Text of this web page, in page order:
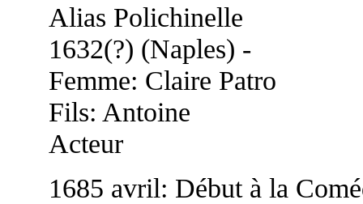
Alias Polichinelle
1632(?) (Naples) -
Femme: Claire Patro
Fils: Antoine
Acteur
1685 avril: Début à la